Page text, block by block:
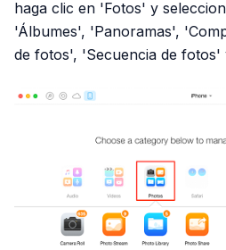
haga clic en 'Fotos' y
'Álbumes', 'Panoramas',
de fotos', 'Secuencia de fotos'